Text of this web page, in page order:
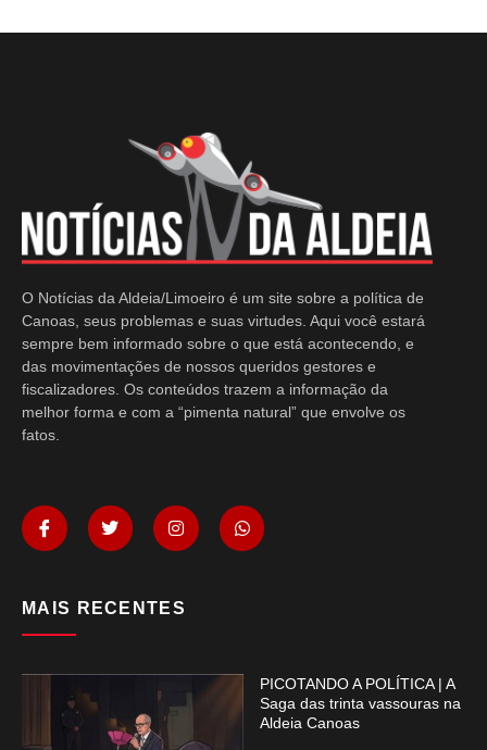
O Notícias da Aldeia/Limoeiro é um site sobre a política de
Canoas, seus problemas e suas virtudes. Aqui você estará
sempre bem informado sobre o que está acontecendo, e
das movimentações de nossos queridos gestores e
fiscalizadores. Os conteúdos trazem a informação da
melhor forma e com a “pimenta natural” que envolve os
fatos.
MAIS RECENTES
PICOTANDO A POLÍTICA | A
Saga das trinta vassouras na
Aldeia Canoas